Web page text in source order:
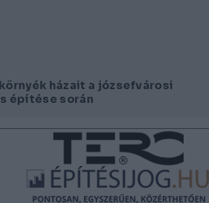
házait a józsefvárosi
építése során